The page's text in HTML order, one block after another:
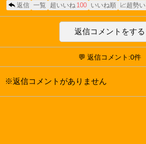
返信 一覧 超いいね 100 いいね順 📈超勢い
返信コメントをする
💬 返信コメント:0件
※返信コメントがありません